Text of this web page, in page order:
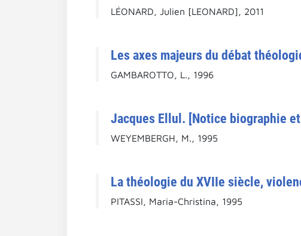
LÉONARD, Julien [LEONARD], 2011
Les axes majeurs du débat
GAMBAROTTO, L., 1996
Jacques Ellul. [Notice biographie
WEYEMBERGH, M., 1995
La théologie du XVIIe siècle,
PITASSI, Maria-Christina, 1995